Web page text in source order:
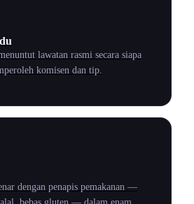
lawatan rasmi secara siapa
komisen dan tip.
dengan penapis pemakanan —